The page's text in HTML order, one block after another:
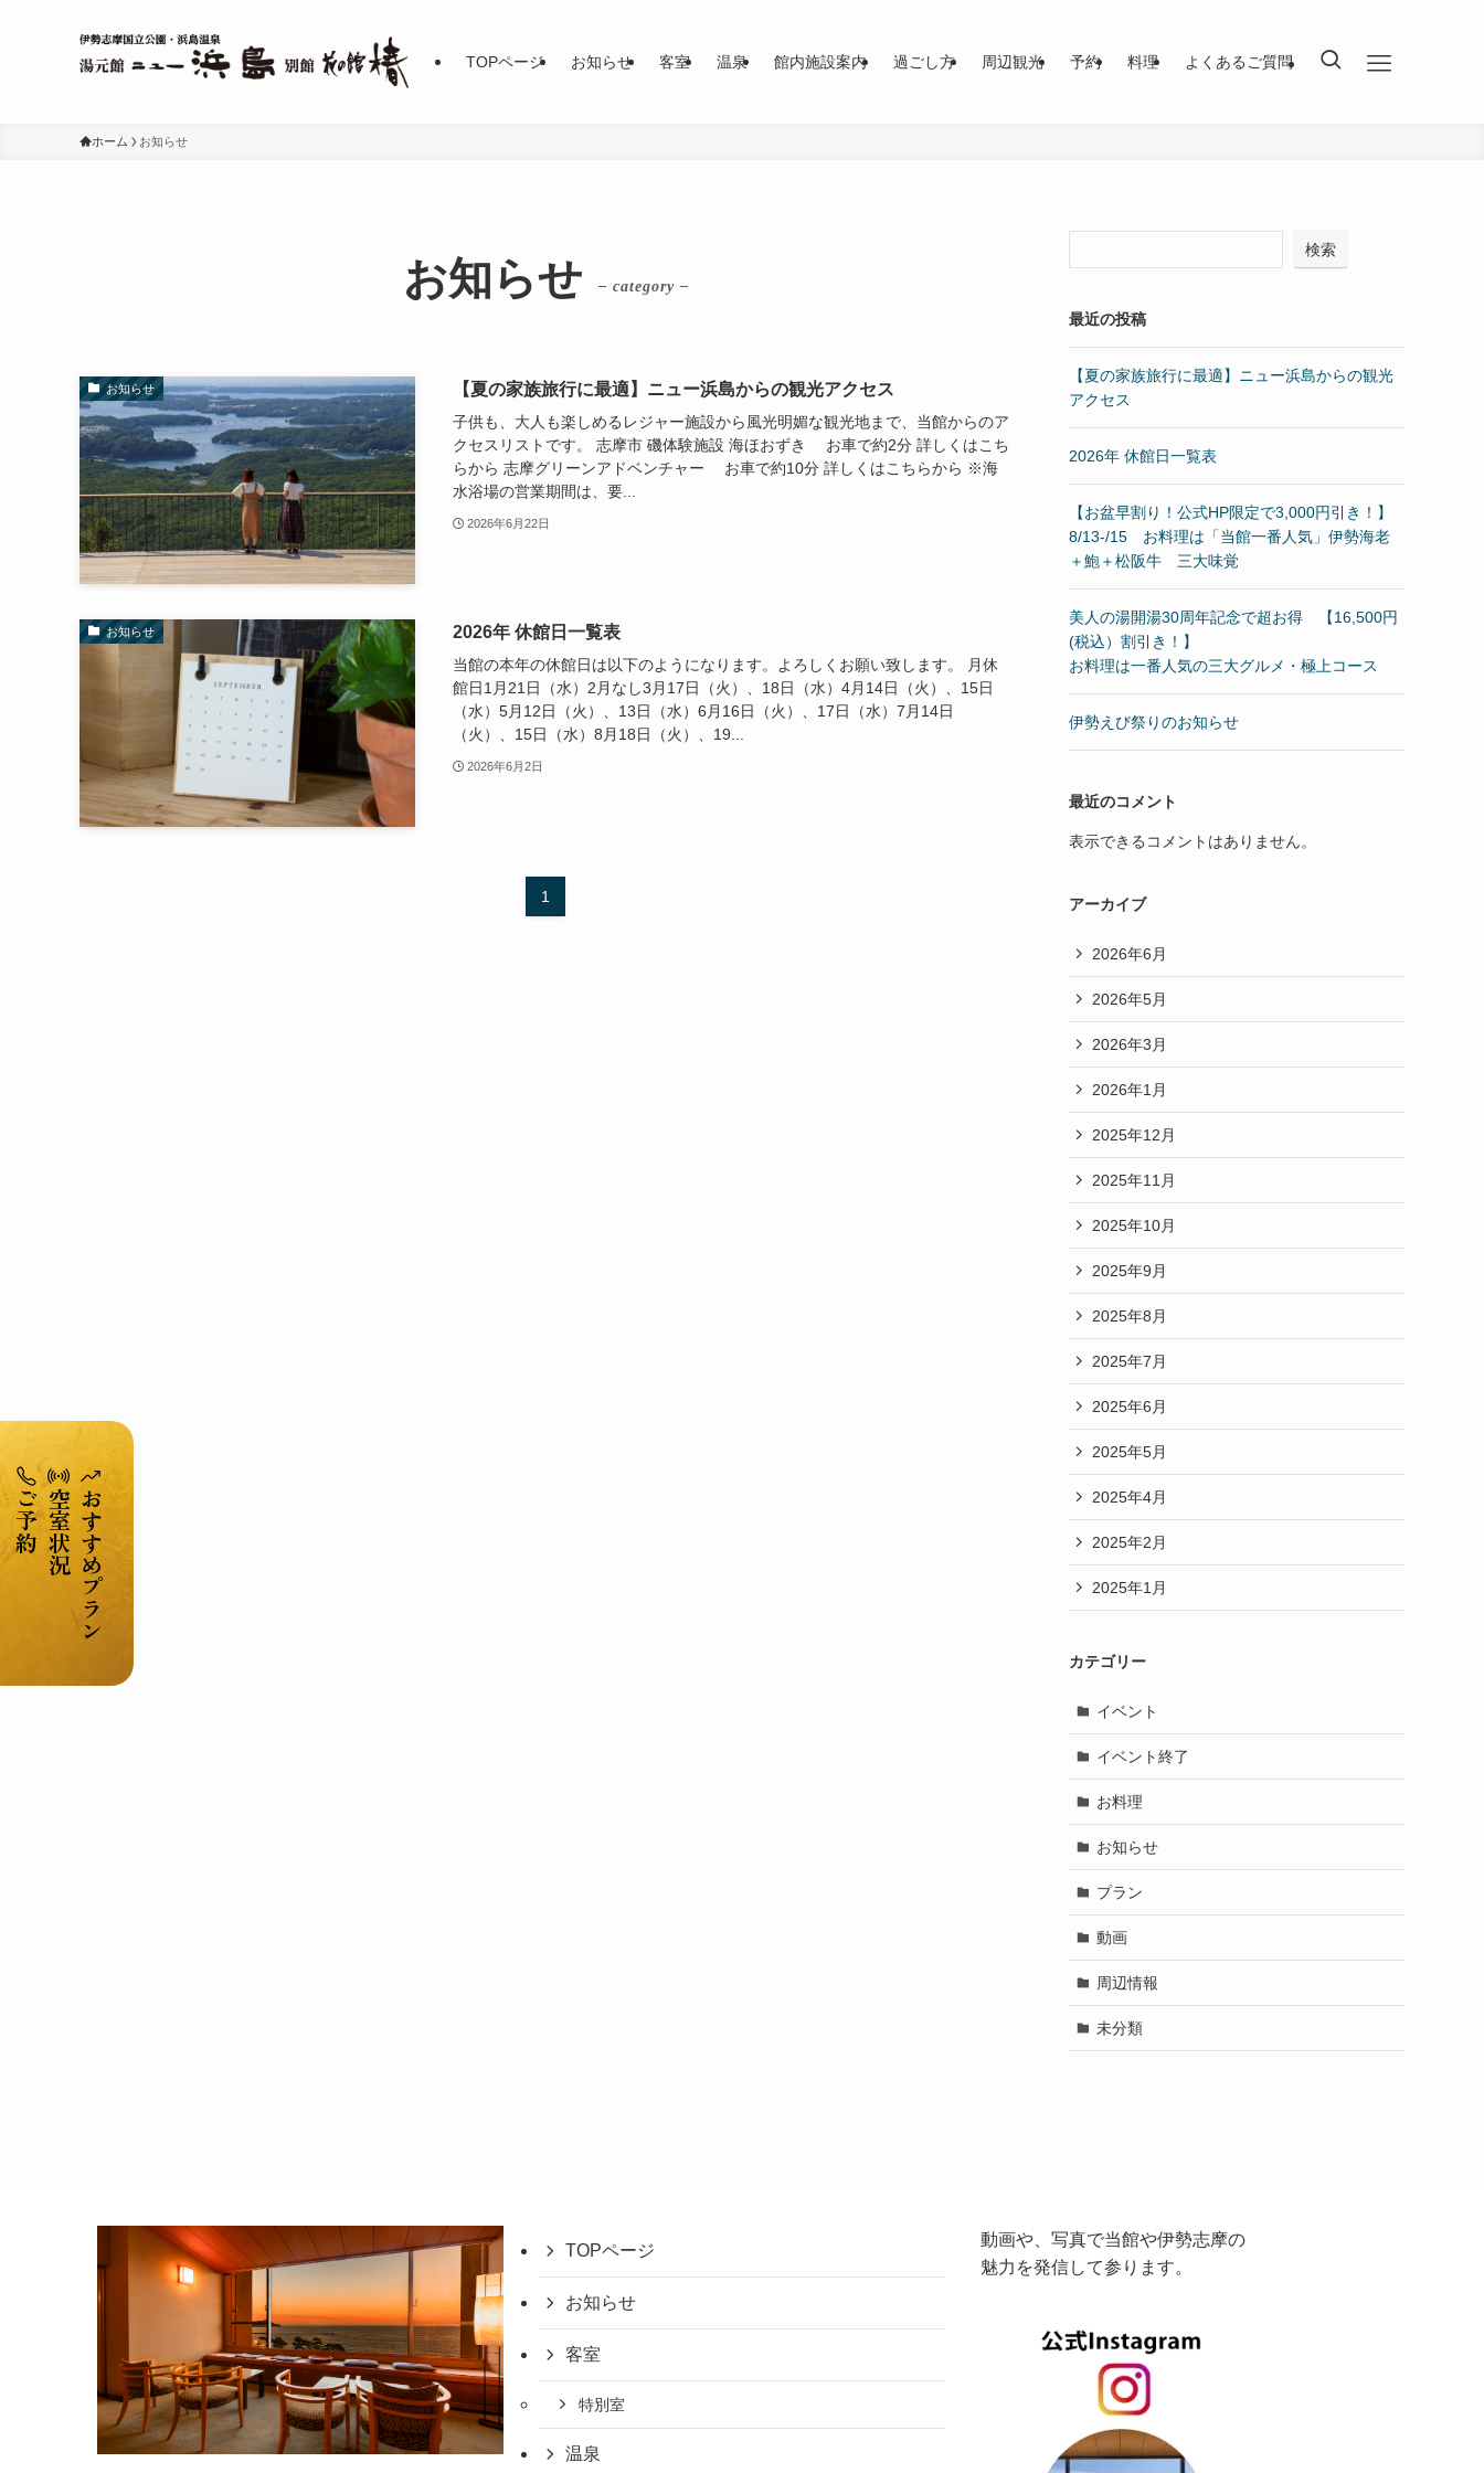
TOPページ お知らせ 客室 温泉 館内施設案内 過ごし方 周辺観光 予約 料理 よくあるご質問
ホーム お知らせ
お知らせ – category –
お知らせ 【夏の家族旅行に最適】ニュー浜島からの観光アクセス
子供も、大人も楽しめるレジャー施設から風光明媚な観光地まで、当館からのア
クセスリストです。 志摩市 磯体験施設 海ほおずき お車で約2分 詳しくはこち
らから 志摩グリーンアドベンチャー お車で約10分 詳しくはこちらから ※海
水浴場の営業期間は、要...
2026年6月22日
お知らせ 2026年 休館日一覧表
当館の本年の休館日は以下のようになります。よろしくお願い致します。 月休
館日1月21日（水）2月なし3月17日（火）、18日（水）4月14日（火）、15日
（水）5月12日（火）、13日（水）6月16日（火）、17日（水）7月14日
（火）、15日（水）8月18日（火）、19...
2026年6月2日
1
検索
最近の投稿
【夏の家族旅行に最適】ニュー浜島からの観光
アクセス
2026年 休館日一覧表
【お盆早割り！公式HP限定で3,000円引き！】
8/13-/15 お料理は「当館一番人気」伊勢海老
＋鮑＋松阪牛 三大味覚
美人の湯開湯30周年記念で超お得 【16,500円
(税込）割引き！】
お料理は一番人気の三大グルメ・極上コース
伊勢えび祭りのお知らせ
最近のコメント
表示できるコメントはありません。
アーカイブ
2026年6月
2026年5月
2026年3月
2026年1月
2025年12月
2025年11月
2025年10月
2025年9月
2025年8月
2025年7月
2025年6月
2025年5月
2025年4月
2025年2月
2025年1月
カテゴリー
イベント
イベント終了
お料理
お知らせ
プラン
動画
周辺情報
未分類
おすすめプラン
空室状況
ご予約
TOPページ
お知らせ
客室
特別室
温泉
動画や、写真で当館や伊勢志摩の
魅力を発信して参ります。